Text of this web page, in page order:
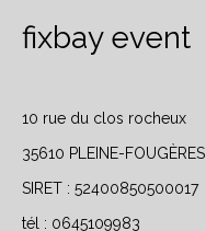
Ventes responsables
fixbay event
10 rue du clos rocheux
35610 PLEINE-FOUGÈRES
SIRET : 52400850500017
tél : 0645109983